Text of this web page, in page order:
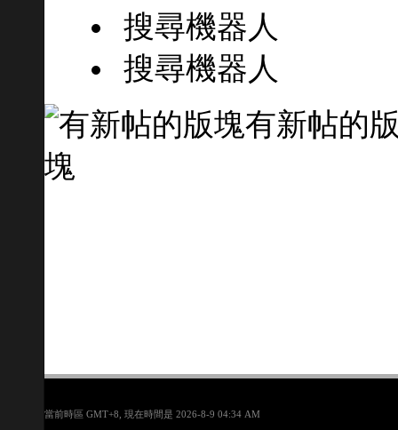
搜尋機器人
搜尋機器人
有新帖的
塊
當前時區 GMT+8, 現在時間是 2026-8-9 04:34 AM